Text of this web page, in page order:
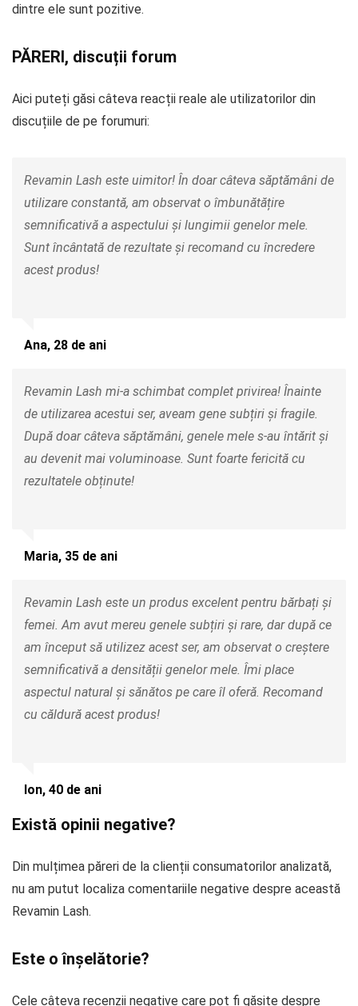
dintre ele sunt pozitive.
PĂRERI, discuții forum
Aici puteți găsi câteva reacții reale ale utilizatorilor din
discuțiile de pe forumuri:
Revamin Lash este uimitor! În doar câteva săptămâni de
utilizare constantă, am observat o îmbunătățire
semnificativă a aspectului și lungimii genelor mele.
Sunt încântată de rezultate și recomand cu încredere
acest produs!
Ana, 28 de ani
Revamin Lash mi-a schimbat complet privirea! Înainte
de utilizarea acestui ser, aveam gene subțiri și fragile.
După doar câteva săptămâni, genele mele s-au întărit și
au devenit mai voluminoase. Sunt foarte fericită cu
rezultatele obținute!
Maria, 35 de ani
Revamin Lash este un produs excelent pentru bărbați și
femei. Am avut mereu genele subțiri și rare, dar după ce
am început să utilizez acest ser, am observat o creștere
semnificativă a densității genelor mele. Îmi place
aspectul natural și sănătos pe care îl oferă. Recomand
cu căldură acest produs!
Ion, 40 de ani
Există opinii negative?
Din mulțimea păreri de la clienții consumatorilor analizată,
nu am putut localiza comentariile negative despre această
Revamin Lash.
Este o înșelătorie?
Cele câteva recenzii negative care pot fi găsite despre